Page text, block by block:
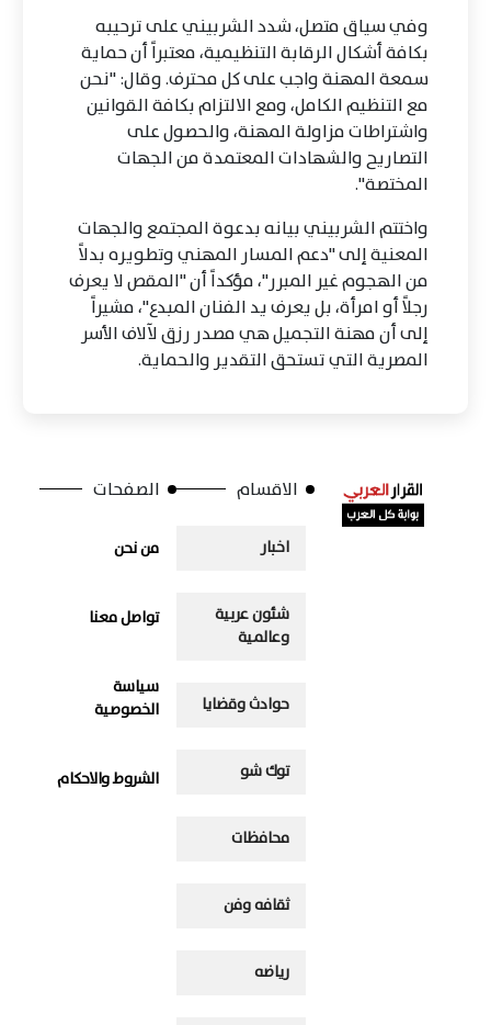
وفي سياق متصل، شدد الشربيني على ترحيبه
بكافة أشكال الرقابة التنظيمية، معتبراً أن حماية
سمعة المهنة واجب على كل محترف. وقال: "نحن
مع التنظيم الكامل، ومع الالتزام بكافة القوانين
واشتراطات مزاولة المهنة، والحصول على
التصاريح والشهادات المعتمدة من الجهات
المختصة".
واختتم الشربيني بيانه بدعوة المجتمع والجهات
المعنية إلى "دعم المسار المهني وتطويره بدلاً
من الهجوم غير المبرر"، مؤكداً أن "المقص لا يعرف
رجلاً أو امرأة، بل يعرف يد الفنان المبدع"، مشيراً
إلى أن مهنة التجميل هي مصدر رزق لآلاف الأسر
المصرية التي تستحق التقدير والحماية.
الاقسام
اخبار
شئون عربية
وعالمية
حوادث وقضايا
توك شو
محافظات
ثقافه وفن
رياضه
الصفحات
من نحن
تواصل معنا
سياسة
الخصوصية
الشروط والاحكام